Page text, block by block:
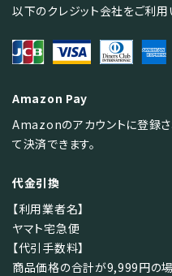
以下のクレジット会社をご利用
Amazon Pay
Amazonのアカウントに登録
て決済できます。
代金引換
【利用業者名】
ヤマト宅急便
【代引手数料】
商品価格の合計が9,999円の